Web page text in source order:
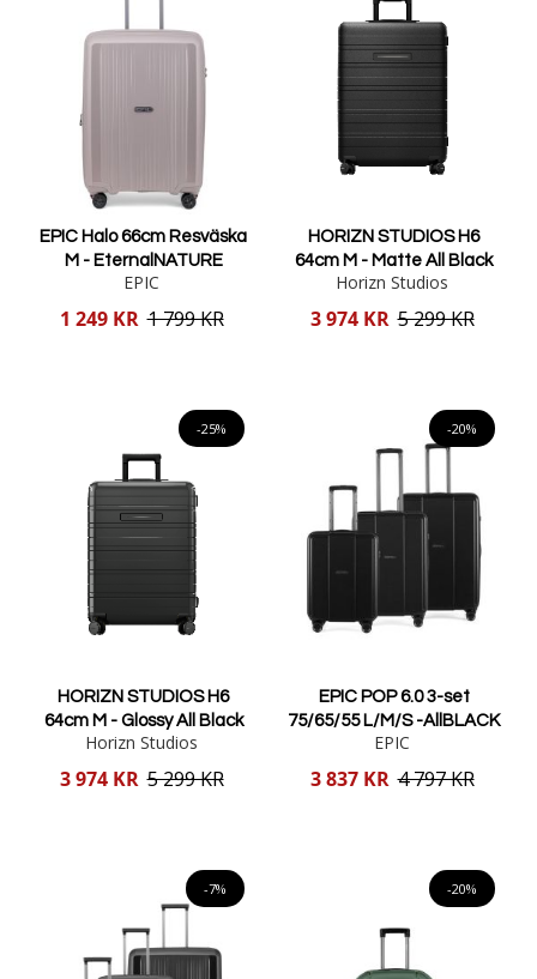
EPIC Halo 66cm Resväska
M - EternalNATURE
EPIC
Reducerat
1 249 KR 1 799 KR
HORIZN STUDIOS H6
64cm M - Matte All Black
Horizn Studios
Reducerat
3 974 KR 5 299 KR
-25%
HORIZN STUDIOS H6
64cm M - Glossy All Black
Horizn Studios
Reducerat
3 974 KR 5 299 KR
-20%
EPIC POP 6.0 3-set
75/65/55 L/M/S -AllBLACK
EPIC
Reducerat
3 837 KR 4 797 KR
-7% -20%